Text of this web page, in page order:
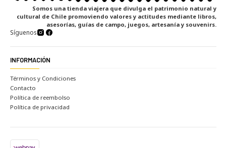
Somos una tienda viajera que divulga el patrimonio natural y
cultural de Chile promoviendo valores y actitudes mediante libros,
asesorías, guías de campo, juegos, artesanía y souvenirs.
Síguenos
INFORMACIÓN
Términos y Condiciones
Contacto
Política de reembolso
Política de privacidad